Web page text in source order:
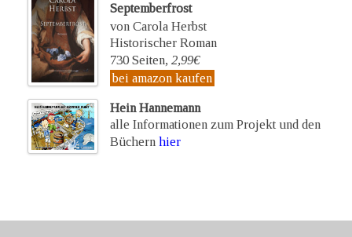
Septemberfrost
von Carola Herbst
Historischer Roman
730 Seiten, 2,99€
bei amazon kaufen
Hein Hannemann
alle Informationen zum Projekt und den
Büchern hier